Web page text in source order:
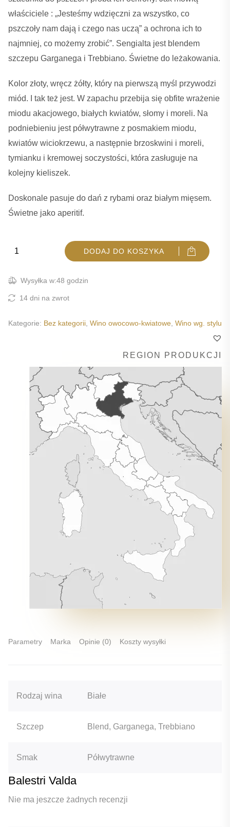
właściciele : „Jesteśmy wdzięczni za wszystko, co
pszczoły nam dają i czego nas uczą” a ochrona ich to
najmniej, co możemy zrobić”. Sengialta jest blendem
szczepu Garganega i Trebbiano. Świetne do leżakowania.
Kolor złoty, wręcz żółty, który na pierwszą myśl przywodzi
miód. I tak też jest. W zapachu przebija się obfite wrażenie
miodu akacjowego, białych kwiatów, słomy i moreli. Na
podniebieniu jest półwytrawne z posmakiem miodu,
kwiatów wiciokrzewu, a następnie brzoskwini i moreli,
tymianku i kremowej soczystości, która zasługuje na
kolejny kieliszek.
Doskonale pasuje do dań z rybami oraz białym mięsem.
Świetne jako aperitif.
ilość SENGIALTA DODAJ DO KOSZYKA
Wysyłka w:48 godzin
14 dni na zwrot
Kategorie: Bez kategorii Wino owocowo-kwiatowe Wino wg. stylu
REGION PRODUKCJI
Parametry Marka Opinie (0) Koszty wysyłki
Rodzaj wina Białe
Szczep Blend, Garganega, Trebbiano
Smak Półwytrawne
Balestri Valda
Nie ma jeszcze żadnych recenzji